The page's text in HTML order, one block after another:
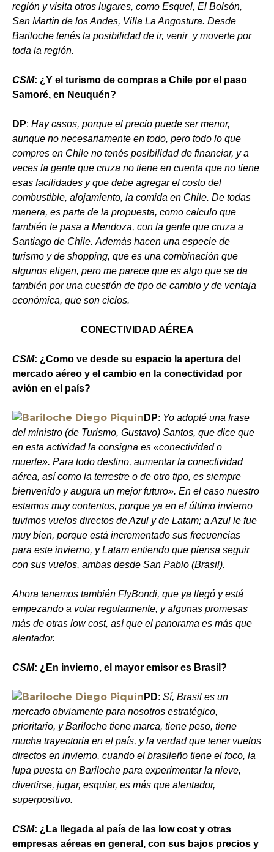
región y visita otros lugares, como Esquel, El Bolsón,
San Martín de los Andes, Villa La Angostura. Desde
Bariloche tenés la posibilidad de ir, venir y moverte por
toda la región.
CSM: ¿Y el turismo de compras a Chile por el paso
Samoré, en Neuquén?
DP: Hay casos, porque el precio puede ser menor,
aunque no necesariamente en todo, pero todo lo que
compres en Chile no tenés posibilidad de financiar, y a
veces la gente que cruza no tiene en cuenta que no tiene
esas facilidades y que debe agregar el costo del
combustible, alojamiento, la comida en Chile. De todas
manera, es parte de la propuesta, como calculo que
también le pasa a Mendoza, con la gente que cruza a
Santiago de Chile. Además hacen una especie de
turismo y de shopping, que es una combinación que
algunos eligen, pero me parece que es algo que se da
también por una cuestión de tipo de cambio y de ventaja
económica, que son ciclos.
CONECTIVIDAD AÉREA
CSM: ¿Como ve desde su espacio la apertura del
mercado aéreo y el cambio en la conectividad por
avión en el país?
DP: Yo adopté una frase
del ministro (de Turismo, Gustavo) Santos, que dice que
en esta actividad la consigna es «conectividad o
muerte». Para todo destino, aumentar la conectividad
aérea, así como la terrestre o de otro tipo, es siempre
bienvenido y augura un mejor futuro». En el caso nuestro
estamos muy contentos, porque ya en el último invierno
tuvimos vuelos directos de Azul y de Latam; a Azul le fue
muy bien, porque está incrementado sus frecuencias
para este invierno, y Latam entiendo que piensa seguir
con sus vuelos, ambas desde San Pablo (Brasil).
Ahora tenemos también FlyBondi, que ya llegó y está
empezando a volar regularmente, y algunas promesas
más de otras low cost, así que el panorama es más que
alentador.
CSM: ¿En invierno, el mayor emisor es Brasil?
PD: Sí, Brasil es un
mercado obviamente para nosotros estratégico,
prioritario, y Bariloche tiene marca, tiene peso, tiene
mucha trayectoria en el país, y la verdad que tener vuelos
directos en invierno, cuando el brasileño tiene el foco, la
lupa puesta en Bariloche para experimentar la nieve,
divertirse, jugar, esquiar, es más que alentador,
superpositivo.
CSM: ¿La llegada al país de las low cost y otras
empresas aéreas en general, con sus bajos precios y